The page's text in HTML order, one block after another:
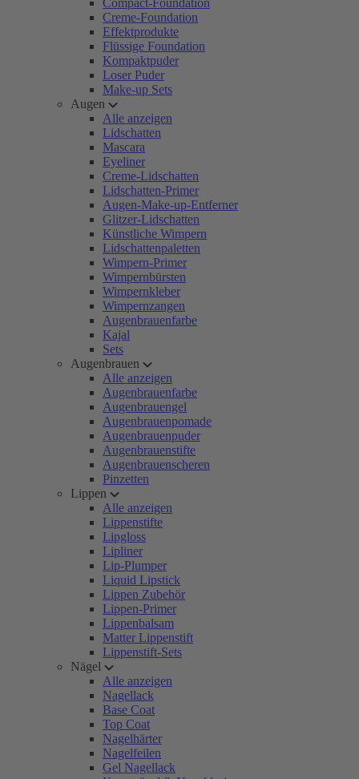
Compact-Foundation
Creme-Foundation
Effektprodukte
Flüssige Foundation
Kompaktpuder
Loser Puder
Make-up Sets
Augen
Alle anzeigen
Lidschatten
Mascara
Eyeliner
Creme-Lidschatten
Lidschatten-Primer
Augen-Make-up-Entferner
Glitzer-Lidschatten
Künstliche Wimpern
Lidschattenpaletten
Wimpern-Primer
Wimpernbürsten
Wimpernkleber
Wimpernzangen
Augenbrauenfarbe
Kajal
Sets
Augenbrauen
Alle anzeigen
Augenbrauenfarbe
Augenbrauengel
Augenbrauenpomade
Augenbrauenpuder
Augenbrauenstifte
Augenbrauenscheren
Pinzetten
Lippen
Alle anzeigen
Lippenstifte
Lipgloss
Lipliner
Lip-Plumper
Liquid Lipstick
Lippen Zubehör
Lippen-Primer
Lippenbalsam
Matter Lippenstift
Lippenstift-Sets
Nägel
Alle anzeigen
Nagellack
Base Coat
Top Coat
Nagelhärter
Nagelfeilen
Gel Nagellack